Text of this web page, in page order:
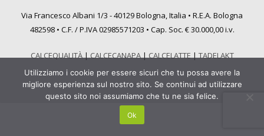
Via Francesco Albani 1/3 - 40129 Bologna, Italia • R.E.A. Bologna
482598 • C.F. / P.IVA 02985571203 • Cap. Soc. € 30.000,00 i.v.
CALCEQUALITÀ|CALCECANAPA|CALCELATTE|TADELAKT
Utilizziamo i cookie per essere sicuri che tu possa avere la
migliore esperienza sul nostro sito. Se continui ad utilizzare
questo sito noi assumiamo che tu ne sia felice.
Ok